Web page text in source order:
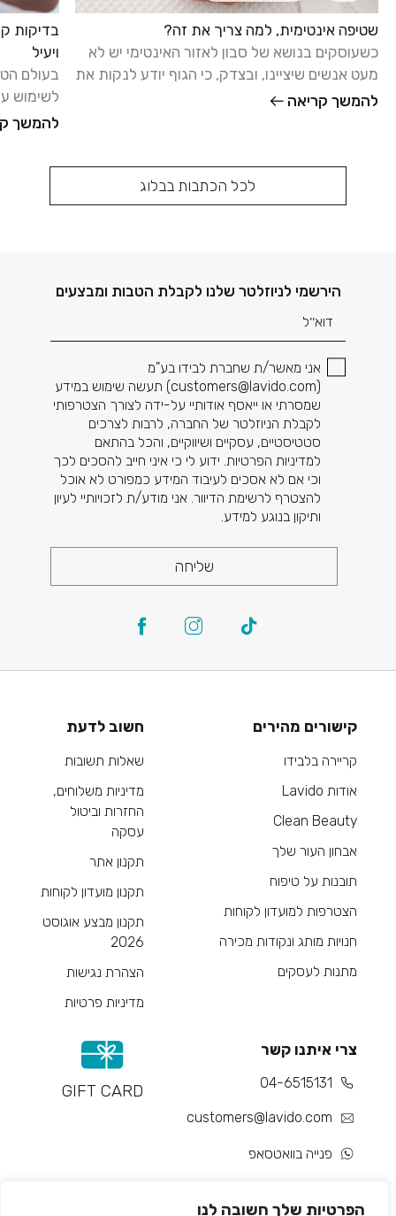
הפרטיות שלך חשובה לנו
שטיפה אינטימית, למה צריך את זה?
כשעוסקים בנושא של סבון לאזור האינטימי יש לא
מעט אנשים שיציינו, ובצדק, כי הגוף יודע לנקות את
עצמו, ואפשר להסתפק
להמשך קריאה
בדיקות
ויעיל
בעולם
לשימוש
המקום
להמשך
לכל הכתבות בבלוג
הירשמי לניוזלטר שלנו לקבלת הטבות ומבצעים
דוא׳׳ל
אני מאשר/ת שחברת לבידו בע"מ
(
customers@lavido.com) תעשה שימוש במידע
שמסרתי או ייאסף אודותיי על-ידה לצורך הצטרפותי
לקבלת הניוזלטר של החברה, לרבות לצרכים
סטטיסטיים, עסקיים ושיווקיים, והכל בהתאם
למדיניות הפרטיות. ידוע לי כי איני חייב להסכים לכך
וכי אם לא אסכים לעיבוד המידע כמפורט לא אוכל
להצטרף לרשימת הדיוור. אני מודע/ת לזכויותיי לעיון
ותיקון בנוגע למידע.
שליחה
קישורים מהירים
קריירה בלבידו
אודות Lavido
Clean Beauty
אבחון העור שלך
תובנות על טיפוח
הצטרפות למועדון לקוחות
חנויות מותג ונקודות מכירה
מתנות לעסקים
חשוב לדעת
שאלות תשובות
מדיניות משלוחים,
החזרות וביטול
עסקה
תקנון אתר
תקנון מועדון לקוחות
תקנון מבצע אוגוסט
2026
הצהרת נגישות
מדיניות פרטיות
צרי איתנו קשר
04-6515131
customers@lavido.com
פנייה בוואטסאפ
GIFT CARD